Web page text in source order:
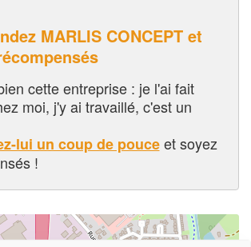
MARLIS CONCEPT et
cette entreprise : je l'ai fait
moi, j'y ai travaillé, c'est un
lui un coup de pouceet soyez
!